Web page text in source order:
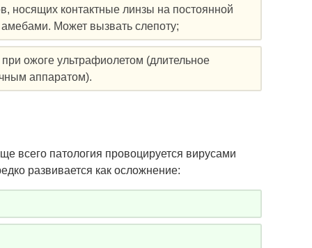
носящих контактные линзы на постоянной
Может вызвать слепоту;
ожоге ультрафиолетом (длительное
аппаратом).
всего патология провоцируется вирусами
развивается как осложнение: